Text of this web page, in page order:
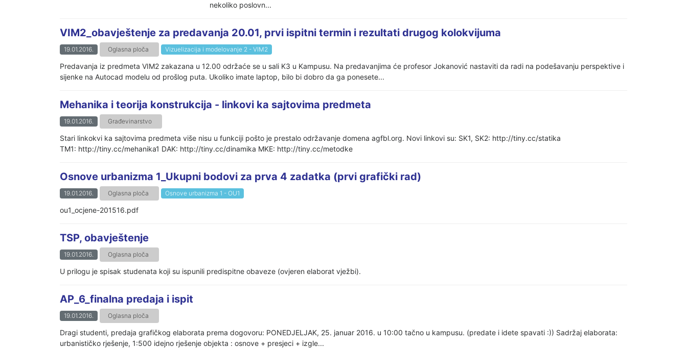
nekoliko poslovn...
VIM2_obavještenje za predavanja 20.01, prvi ispitni termin i rezultati drugog kolokvijuma
19.01.2016. Oglasna ploča Vizuelizacija i modelovanje 2 - VIM2
Predavanja iz predmeta VIM2 zakazana u 12.00 održaće se u sali K3 u Kampusu. Na predavanjima će profesor Jokanović nastaviti da radi na podešavanju perspektive i
sijenke na Autocad modelu od prošlog puta. Ukoliko imate laptop, bilo bi dobro da ga ponesete...
Mehanika i teorija konstrukcija - linkovi ka sajtovima predmeta
19.01.2016. Građevinarstvo
Stari linkokvi ka sajtovima predmeta više nisu u funkciji pošto je prestalo održavanje domena agfbl.org. Novi linkovi su: SK1, SK2: http://tiny.cc/statika
TM1: http://tiny.cc/mehanika1 DAK: http://tiny.cc/dinamika MKE: http://tiny.cc/metodke
Osnove urbanizma 1_Ukupni bodovi za prva 4 zadatka (prvi grafički rad)
19.01.2016. Oglasna ploča Osnove urbanizma 1 - OU1
ou1_ocjene-201516.pdf
TSP, obavještenje
19.01.2016. Oglasna ploča
U prilogu je spisak studenata koji su ispunili predispitne obaveze (ovjeren elaborat vježbi).
AP_6_finalna predaja i ispit
19.01.2016. Oglasna ploča
Dragi studenti, predaja grafičkog elaborata prema dogovoru: PONEDJELJAK, 25. januar 2016. u 10:00 tačno u kampusu. (predate i idete spavati :)) Sadržaj elaborata:
urbanističko rješenje, 1:500 idejno rješenje objekta : osnove + presjeci + izgle...